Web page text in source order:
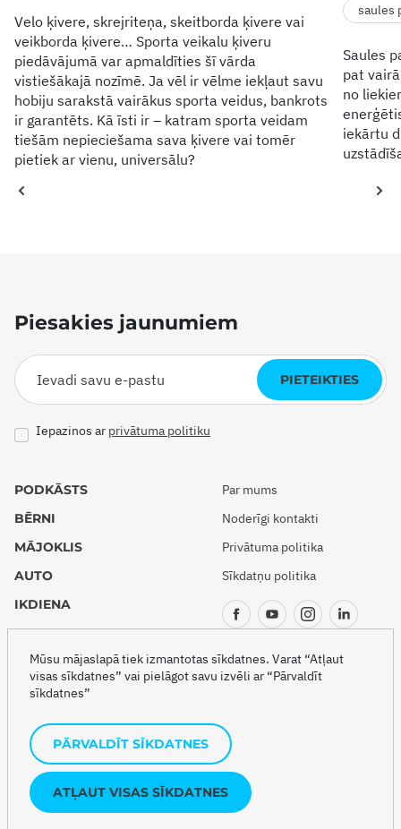
Velo ķivere, skrejriteņa, skeitborda ķivere vai
veikborda ķivere… Sporta veikalu ķiveru
piedāvājumā var apmaldīties šī vārda
vistiešākajā nozīmē. Ja vēl ir vēlme iekļaut savu
hobiju sarakstā vairākus sporta veidus, bankrots
ir garantēts. Kā īsti ir – katram sporta veidam
tiešām nepieciešama sava ķivere vai tomēr
pietiek ar vienu, universālu?
saules
Saules
pat
no
iekārtu
Piesakies jaunumiem
PIETEIKTIES
Iepazinos ar privātuma politiku
PODKĀSTS
BĒRNI
MĀJOKLIS
AUTO
IKDIENA
CEĻOJUMI
Par mums
Noderīgi kontakti
Privātuma politika
Sīkdatņu politika
Copyright © 2026 Drošības akadēmija
Šo projektu veido
Mūsu mājaslapā tiek izmantotas sīkdatnes. Varat “Atļaut
visas sīkdatnes” vai pielāgot savu izvēli ar “Pārvaldīt
sīkdatnes”
PĀRVALDĪT SĪKDATNES
ATĻAUT VISAS SĪKDATNES